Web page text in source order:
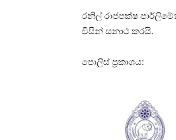
රනිල් රාජපක්ෂ
විසින් සනාථ කරයි.
පොලිස් ප්‍රකාශය: